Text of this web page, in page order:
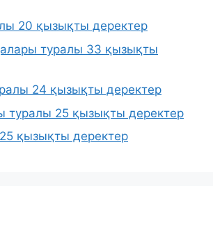
20 қызықты деректер
туралы 33 қызықты
24 қызықты деректер
туралы 25 қызықты деректер
25 қызықты деректер